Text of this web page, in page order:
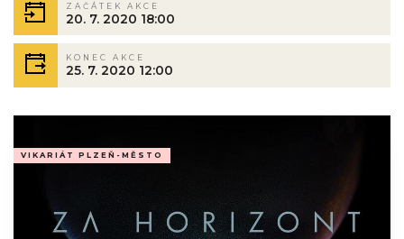
ZAČÁTEK AKCE
20. 7. 2020 18:00
KONEC AKCE
25. 7. 2020 12:00
VIKARIÁT PLZEŇ-MĚSTO